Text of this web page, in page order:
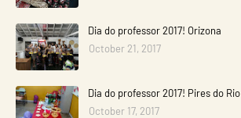
Dia do professor 2017! Orizona
October 21, 2017
Dia do professor 2017! Pires do Rio
October 17, 2017